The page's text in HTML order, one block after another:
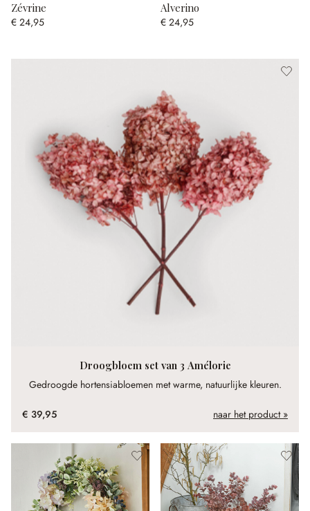
Zévrine
€ 24,95
Droogbloem set van 3 Amélorie
Gedroogde hortensiabloemen met warme, natuurlijke kleuren.
€ 39,95 naar het product »
Alverino
€ 24,95